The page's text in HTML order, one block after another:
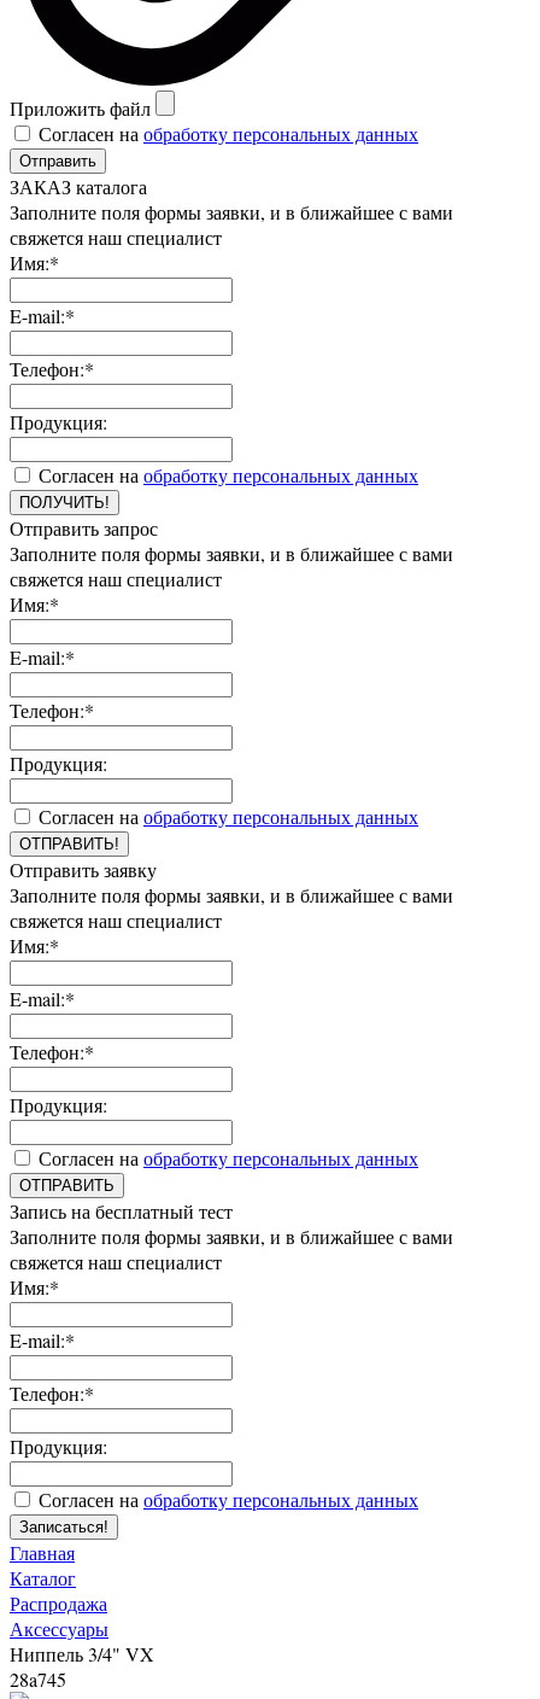
Приложить файл
Согласен на обработку персональных данных
Отправить
ЗАКАЗ каталога
Заполните поля формы заявки, и в ближайшее с вами
свяжется наш специалист
Имя:*
E-mail:*
Телефон:*
Продукция:
Согласен на обработку персональных данных
ПОЛУЧИТЬ!
Отправить запрос
Заполните поля формы заявки, и в ближайшее с вами
свяжется наш специалист
Имя:*
E-mail:*
Телефон:*
Продукция:
Согласен на обработку персональных данных
ОТПРАВИТЬ!
Отправить заявку
Заполните поля формы заявки, и в ближайшее с вами
свяжется наш специалист
Имя:*
E-mail:*
Телефон:*
Продукция:
Согласен на обработку персональных данных
ОТПРАВИТЬ
Запись на бесплатный тест
Заполните поля формы заявки, и в ближайшее с вами
свяжется наш специалист
Имя:*
E-mail:*
Телефон:*
Продукция:
Согласен на обработку персональных данных
Записаться!
Главная
Каталог
Распродажа
Аксессуары
Ниппель 3/4" VX
28a745